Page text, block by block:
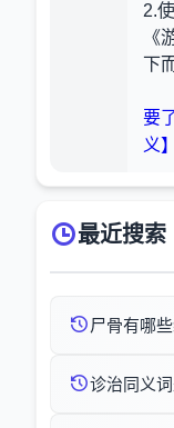
2.
《
下
要
义】
最近搜索
尸骨有哪
诊治同义